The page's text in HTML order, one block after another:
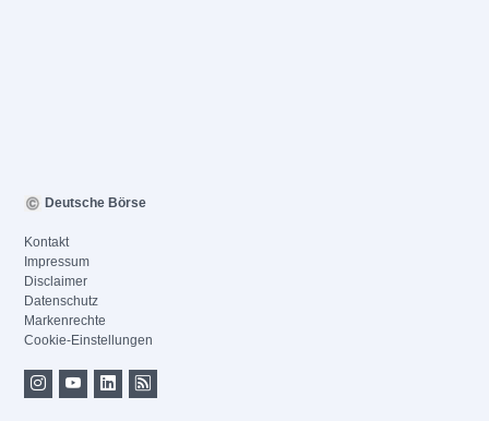
Deutsche Börse
Kontakt
Impressum
Disclaimer
Datenschutz
Markenrechte
Cookie-Einstellungen